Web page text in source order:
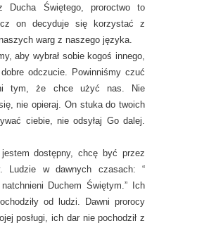
Ducha Świętego, proroctwo to
on decyduje się korzystać z
warg z naszego języka.
aby wybrał sobie kogoś innego,
odczucie. Powinniśmy czuć
tym, że chce użyć nas. Nie
nie opieraj. On stuka do twoich
ciebie, nie odsyłaj Go dalej.
dostępny, chcę być przez
Ludzie w dawnych czasach: “
Duchem Świętym.” Ich
od ludzi. Dawni prorocy
posługi, ich dar nie pochodził z